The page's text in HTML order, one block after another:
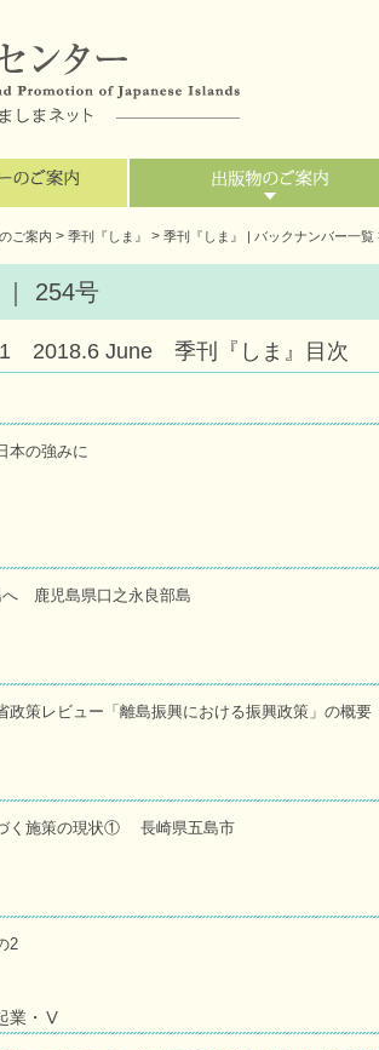
ご案内 > 季刊『しま』 > 季刊『しま』 | バックナンバー一覧
254号
1 2018.6 June 季刊『しま』目次
本の強みに
へ 鹿児島県口之永良部島
政策レビュー「離島振興における振興政策」の概要
く施策の現状① 長崎県五島市
2
業・Ⅴ